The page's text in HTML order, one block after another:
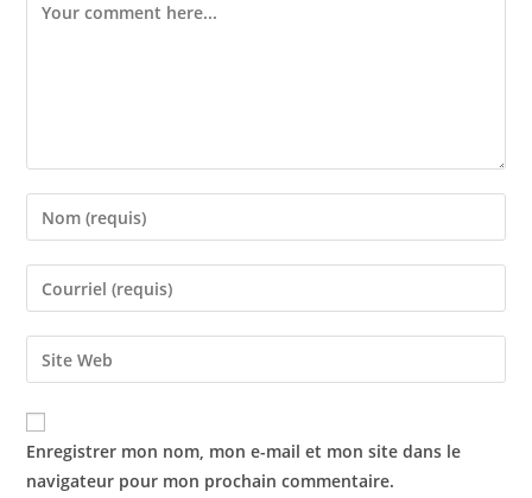
Enregistrer mon nom, mon e-mail et mon site dans le
navigateur pour mon prochain commentaire.